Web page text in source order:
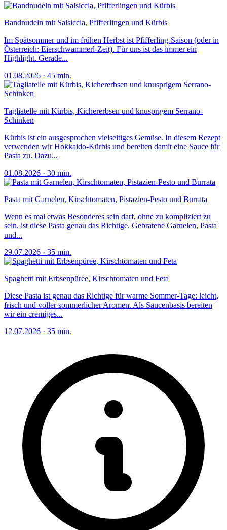
Bandnudeln mit Salsiccia, Pfifferlingen und Kürbis
Im Spätsommer und im frühen Herbst ist Pfifferling-Saison (oder in
Österreich: Eierschwammerl-Zeit). Für uns ist das immer ein
Highlight. Gerade...
01.08.2026 · 45 min.
Tagliatelle mit Kürbis, Kichererbsen und knusprigem Serrano-
Schinken
Kürbis ist ein ausgesprochen vielseitiges Gemüse. In diesem Rezept
verwenden wir Hokkaido-Kürbis und bereiten damit eine Sauce für
Pasta zu. Dazu...
01.08.2026 · 30 min.
Pasta mit Garnelen, Kirschtomaten, Pistazien-Pesto und Burrata
Wenn es mal etwas Besonderes sein darf, ohne zu kompliziert zu
sein, ist diese Pasta genau das Richtige. Gebratene Garnelen, Pasta
und...
29.07.2026 · 35 min.
Spaghetti mit Erbsenpüree, Kirschtomaten und Feta
Diese Pasta ist genau das Richtige für warme Sommer-Tage: leicht,
frisch und voller sommerlicher Aromen. Als Saucenbasis bereiten
wir ein cremiges...
12.07.2026 · 35 min.